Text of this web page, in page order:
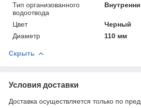
Тип организованного
водоотвода
Цвет
Черный
Диаметр
110 мм
Скрыть
Условия доставки
Доставка осуществляется только по